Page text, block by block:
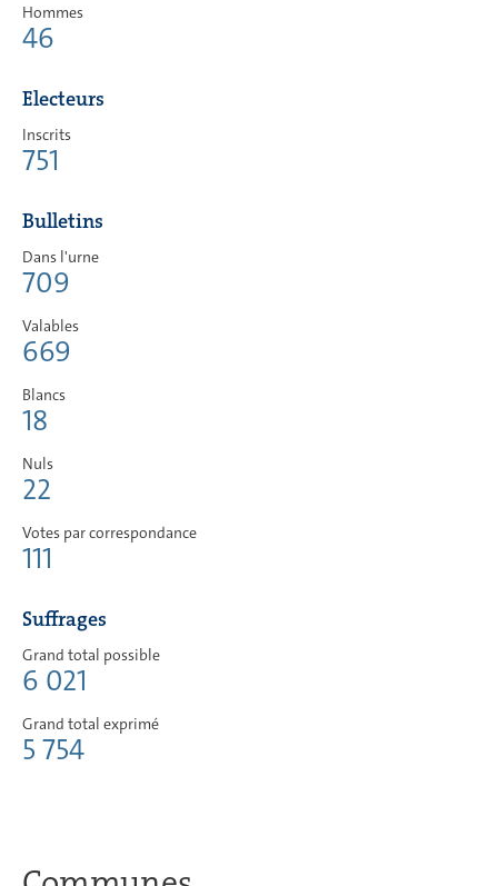
Hommes
46
Electeurs
Inscrits
751
Bulletins
Dans l'urne
709
Valables
669
Blancs
18
Nuls
22
Votes par correspondance
111
Suffrages
Grand total possible
6 021
Grand total exprimé
5 754